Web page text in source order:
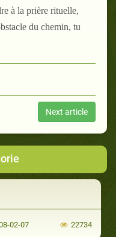
à la prière rituelle,
du chemin, tu
Next article
02-07 22734